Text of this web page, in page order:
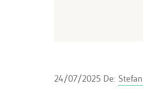
24/07/2025 De: